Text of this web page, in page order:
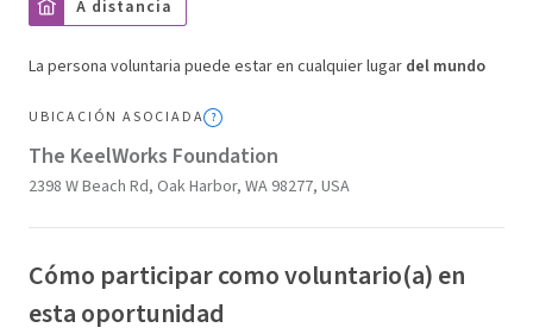
A distancia
La persona voluntaria puede estar en cualquier lugar del mundo
UBICACIÓN ASOCIADA
The KeelWorks Foundation
2398 W Beach Rd, Oak Harbor, WA 98277, USA
Cómo participar como voluntario(a) en
esta oportunidad